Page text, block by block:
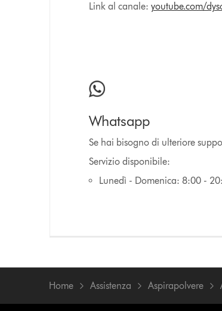
Link al canale: youtube.com/
Whatsapp
Se hai bisogno di ulteriore
Servizio disponibile:
Lunedì - Domenica: 8:00 -
Home Assistenza Aspirapolvere